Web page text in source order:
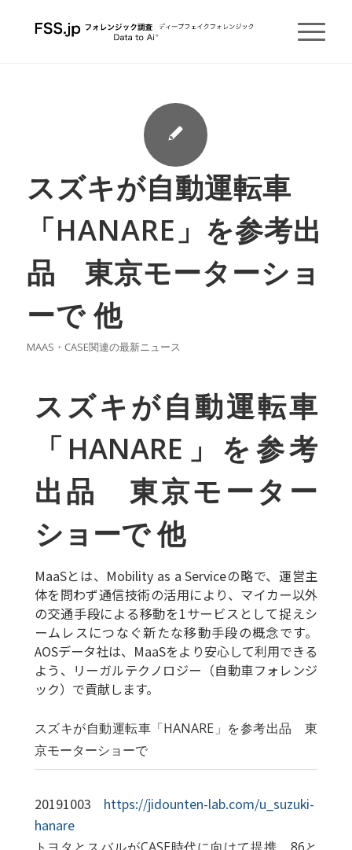
スズキが自動運転車
「HANARE」を参考出
品 東京モーターショ
ーで 他
MAAS・CASE関連の最新ニュース
スズキが自動運転車
「HANARE」を参考
出品 東京モーター
ショーで 他
MaaSとは、Mobility as a Serviceの略で、運営主
体を問わず通信技術の活用により、マイカー以外
の交通手段による移動を1サービスとして捉えシ
ームレスにつなぐ新たな移動手段の概念です。
AOSデータ社は、MaaSをより安心して利用できる
よう、リーガルテクノロジー（自動車フォレンジ
ック）で貢献します。
スズキが自動運転車「HANARE」を参考出品 東
京モーターショーで
20191003
https://jidounten-lab.com/u_suzuki-
hanare